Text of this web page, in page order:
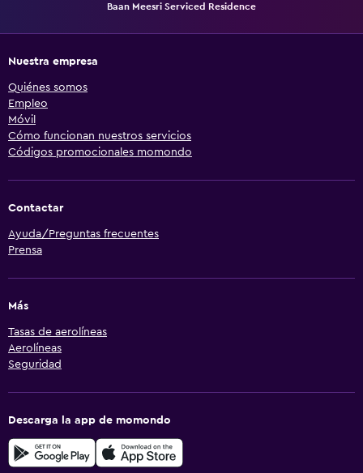
Baan Meesri Serviced Residence
Nuestra empresa
Quiénes somos
Empleo
Móvil
Cómo funcionan nuestros servicios
Códigos promocionales momondo
Contactar
Ayuda/Preguntas frecuentes
Prensa
Más
Tasas de aerolíneas
Aerolíneas
Seguridad
Descarga la app de momondo